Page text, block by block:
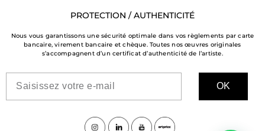
PROTECTION / AUTHENTICITÉ
Nous vous garantissons une sécurité optimale dans vos règlements par carte
bancaire, virement bancaire et chèque. Toutes nos œuvres originales
s’accompagnent d’un certificat d’authenticité de l’artiste.
OK